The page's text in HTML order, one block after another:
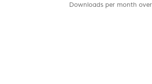
Downloads per month